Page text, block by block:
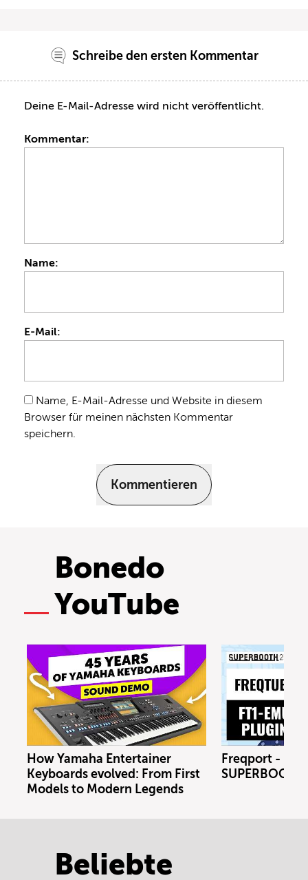
Schreibe den ersten Kommentar
Deine E-Mail-Adresse wird nicht veröffentlicht.
Kommentar:
Name:
E-Mail:
Name, E-Mail-Adresse und Website in diesem
Browser für meinen nächsten Kommentar
speichern.
Kommentieren
Bonedo
YouTube
How Yamaha Entertainer
Keyboards evolved: From First
Models to Modern Legends
Freqport -
Beliebte